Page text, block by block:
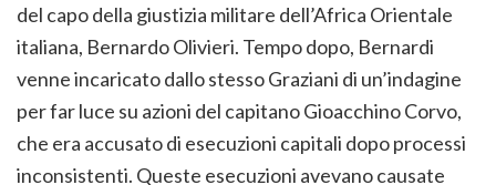
del capo della giustizia militare dell’Africa Orientale
italiana, Bernardo Olivieri. Tempo dopo, Bernardi
venne incaricato dallo stesso Graziani di un’indagine
per far luce su azioni del capitano Gioacchino Corvo,
che era accusato di esecuzioni capitali dopo processi
inconsistenti. Queste esecuzioni avevano causate